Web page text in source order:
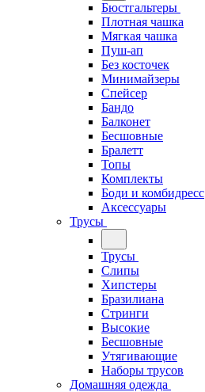
Бюстгальтеры
Плотная чашка
Мягкая чашка
Пуш-ап
Без косточек
Минимайзеры
Спейсер
Бандо
Балконет
Бесшовные
Бралетт
Топы
Комплекты
Боди и комбидресс
Аксессуары
Трусы
Трусы
Слипы
Хипстеры
Бразилиана
Стринги
Высокие
Бесшовные
Утягивающие
Наборы трусов
Домашняя одежда